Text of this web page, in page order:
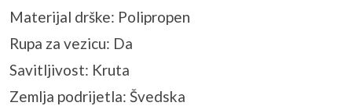
Materijal drške: Polipropen
Rupa za vezicu: Da
Savitljivost: Kruta
Zemlja podrijetla: Švedska